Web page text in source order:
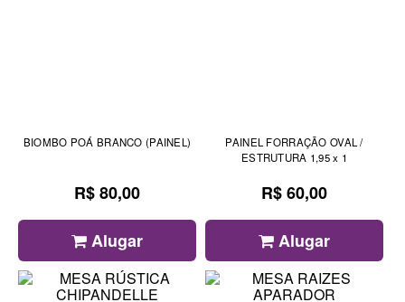
BIOMBO POÁ BRANCO (PAINEL)
R$ 80,00
Alugar
PAINEL FORRAÇÃO OVAL /
ESTRUTURA 1,95 x 1
R$ 60,00
Alugar